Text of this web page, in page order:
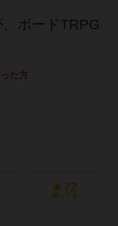
ボードTRPG
た方
72
持ってる